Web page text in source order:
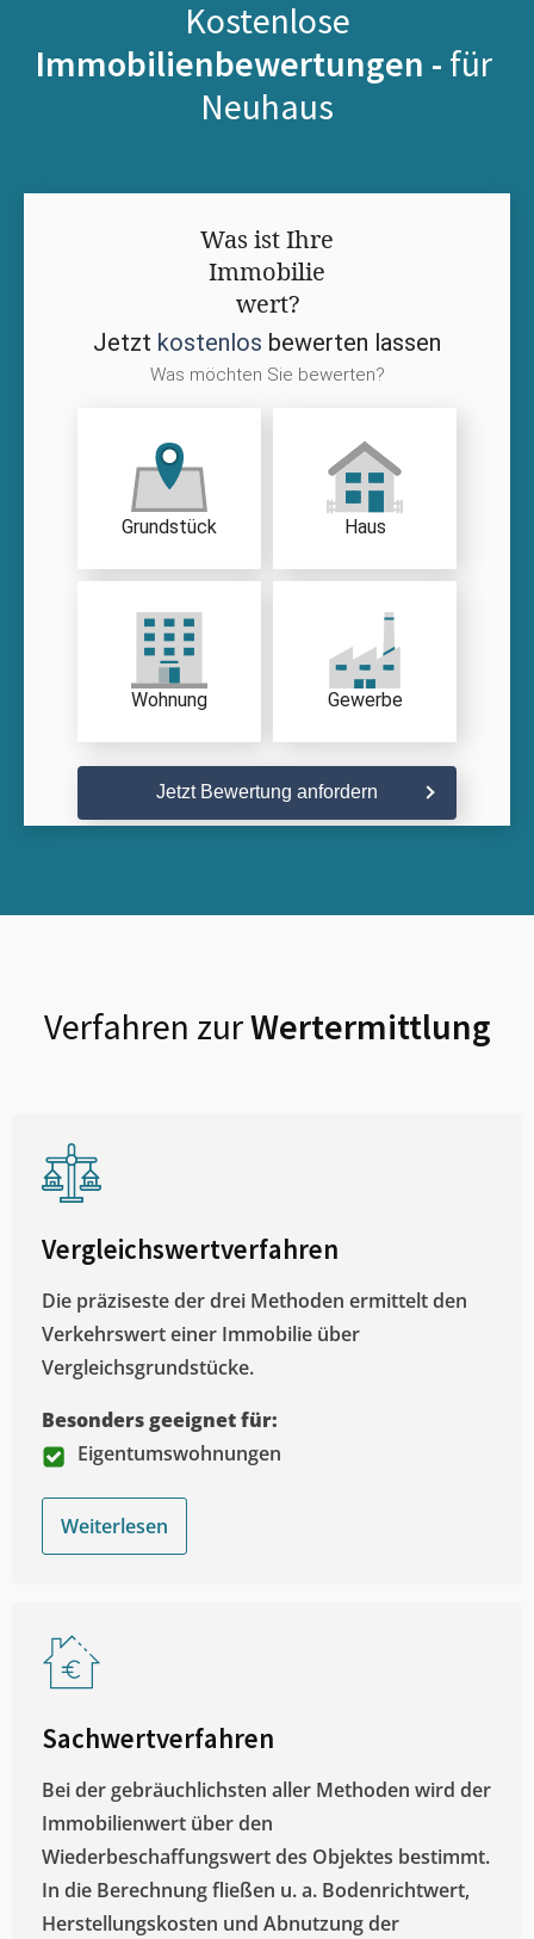
Kostenlose
Immobilienbewertungen - für
Neuhaus
Was ist Ihre
Immobilie
wert?
Jetzt kostenlos bewerten lassen
Was möchten Sie bewerten?
Grundstück Haus
Wohnung Gewerbe
Jetzt Bewertung anfordern
Verfahren zurWertermittlung
Vergleichswertverfahren
Die präziseste der drei Methoden ermittelt den
Verkehrswert einer Immobilie über
Vergleichsgrundstücke.
Besonders geeignet für:
Eigentumswohnungen
Weiterlesen
Sachwertverfahren
Bei der gebräuchlichsten aller Methoden wird der
Immobilienwert über den
Wiederbeschaffungswert des Objektes bestimmt.
In die Berechnung fließen u. a. Bodenrichtwert,
Herstellungskosten und Abnutzung der